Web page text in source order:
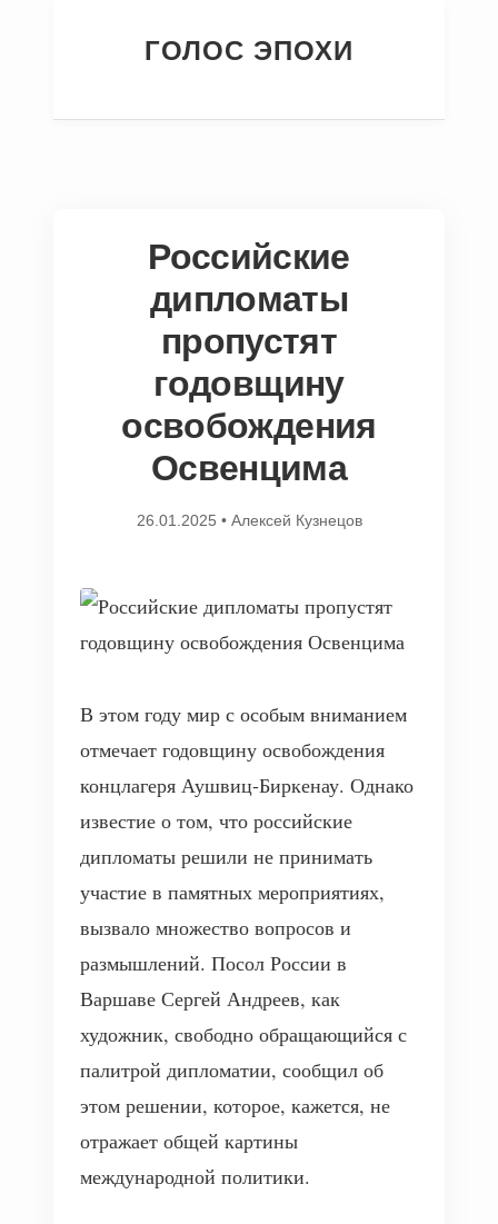
ГОЛОС ЭПОХИ
Российские
дипломаты
пропустят
годовщину
освобождения
Освенцима
26.01.2025 • Алексей Кузнецов
В этом году мир с особым вниманием
отмечает годовщину освобождения
концлагеря Аушвиц-Биркенау. Однако
известие о том, что российские
дипломаты решили не принимать
участие в памятных мероприятиях,
вызвало множество вопросов и
размышлений. Посол России в
Варшаве Сергей Андреев, как
художник, свободно обращающийся с
палитрой дипломатии, сообщил об
этом решении, которое, кажется, не
отражает общей картины
международной политики.